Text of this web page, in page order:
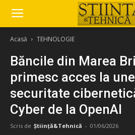
Acasă TEHNOLOGIE
Băncile din Marea
primesc acces la
securitate
Cyber de la OpenAI
Scris de Știință&Tehnică - 01/06/2026